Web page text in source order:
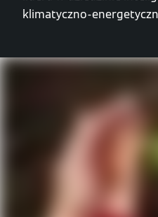
klimatyczno-